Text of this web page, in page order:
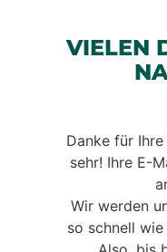
VIELEN
Danke für
sehr! Ihre E-
Wir werden
so schnell